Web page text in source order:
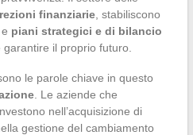
finanziarie, stabiliscono
e piani strategici e di bilancio
il proprio futuro.
le parole chiave in questo
. Le aziende che
nell’acquisizione di
gestione del cambiamento